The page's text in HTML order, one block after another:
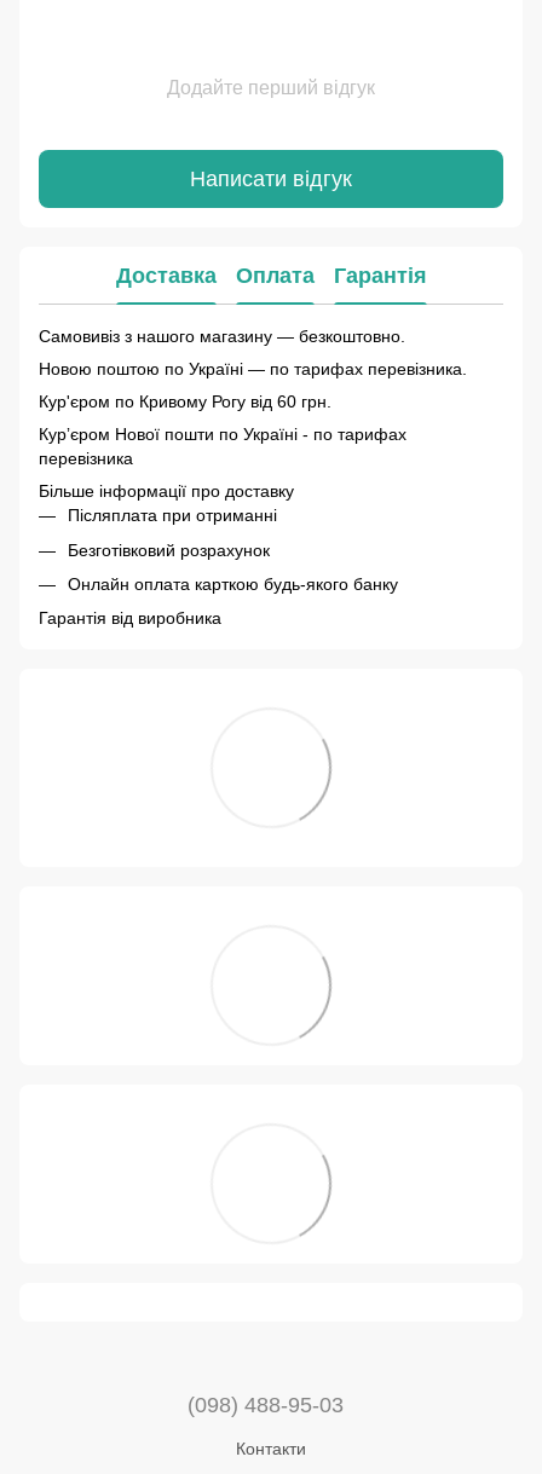
Додайте перший відгук
Написати відгук
Доставка Оплата Гарантія
Самовивіз з нашого магазину — безкоштовно.
Новою поштою по Україні — по тарифах перевізника.
Кур'єром по Кривому Рогу від 60 грн.
Курʼєром Нової пошти по Україні - по тарифах
перевізника
Більше інформації про доставку
Післяплата при отриманні
Безготівковий розрахунок
Онлайн оплата карткою будь-якого банку
Гарантія від виробника
(098) 488-95-03
Контакти